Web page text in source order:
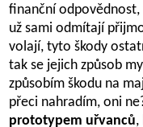
finanční
už sami odmítají
volají, tyto škody
tak se jejich způsob
způsobím škodu na
přeci nahradím, oni
prototypem uřvanců,